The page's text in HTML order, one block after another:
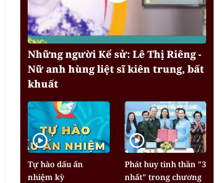
Những người Kể sử: Lê Thị Riêng -
Nữ anh hùng liệt sĩ kiên trung, bất
khuất
Tự hào dấu ấn
nhiệm kỳ
Phát huy tinh thần "3
nhất" trong chương